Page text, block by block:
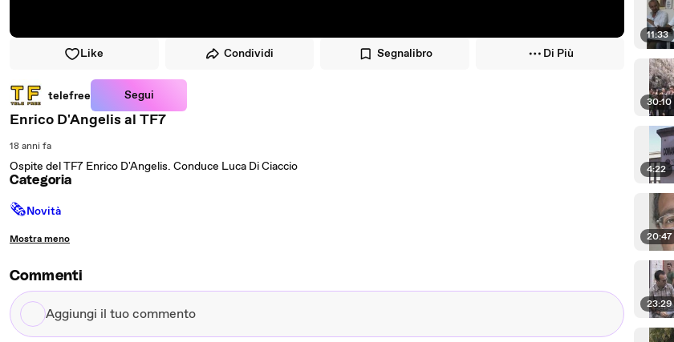
Like Condividi Segnalibro Di Più
telefree Segui
Enrico D'Angelis al TF7
18 anni fa
Ospite del TF7 Enrico D'Angelis. Conduce Luca Di Ciaccio
Categoria
🗞Novità
Mostra meno
Commenti
Aggiungi
il
11:33
30:10
4:22
20:47
23:29